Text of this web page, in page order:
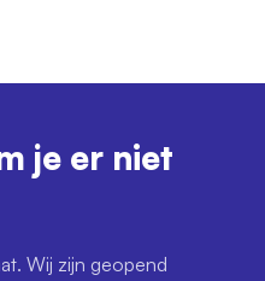
je er niet
Wij zijn geopend